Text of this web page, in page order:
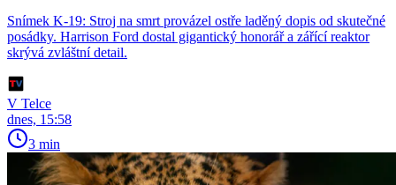
Snímek K-19: Stroj na smrt provázel ostře laděný dopis od skutečné
posádky. Harrison Ford dostal gigantický honorář a zářící reaktor
skrývá zvláštní detail.
V Telce
dnes, 15:58
3 min